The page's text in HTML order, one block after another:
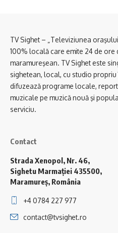
TV Sighet – „Televiziunea
100% locală care emite 24 de
maramureşean. TV Sighet este
sighetean, local, cu studio
difuzează programe locale,
muzicale pe muzică nouă şi
serviciu.
Contact
Strada Xenopol, Nr. 46,
Sighetu Marmației 435500,
Maramureș, România
+4 0784 227 977
contact@tvsighet.ro